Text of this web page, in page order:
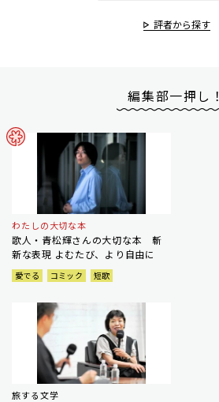
評者から探す
編集部一押し！
わたしの大切な本
歌人・青松輝さんの大切な本 斬
新な表現 よむたび、より自由に
愛でる コミック 短歌
旅する文学